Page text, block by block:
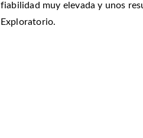
fiabilidad muy elevada y unos
Exploratorio.